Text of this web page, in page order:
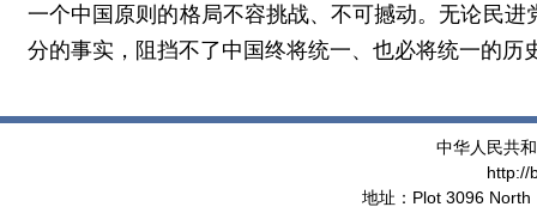
一个中国原则的格局不容挑战、不可撼动。无论民
分的事实，阻挡不了中国终将统一、也必将统一的历
中华人民共
http://
地址：Plot 3096